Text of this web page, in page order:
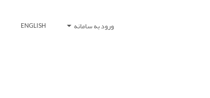
ورود به سامانه ENGLISH